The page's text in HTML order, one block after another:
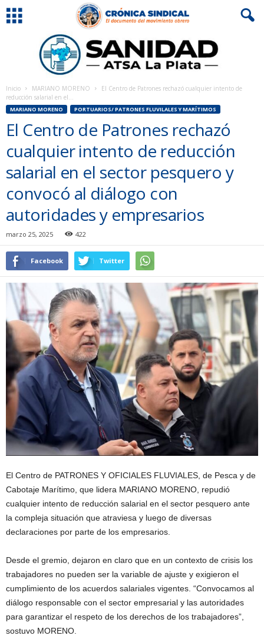
Inicio MARIANO MORENO
El Centro de Patrones rechazó cualquier intento de
reducción salarial en el...
MARIANO MORENO PORTUARIOS/ PATRONES FLUVILALES Y MARÍTIMOS
El Centro de Patrones rechazó
cualquier intento de reducción
salarial en el sector pesquero y
convocó al diálogo con
autoridades y empresarios
marzo 25, 2025 422
Facebook Twitter
El Centro de PATRONES Y OFICIALES FLUVIALES, de Pesca y de
Cabotaje Marítimo, que lidera MARIANO MORENO, repudió
cualquier intento de reducción salarial en el sector pesquero ante
la compleja situación que atraviesa y luego de diversas
declaraciones por parte de los empresarios.
Desde el gremio, dejaron en claro que en un contexto de crisis los
trabajadores no pueden ser la variable de ajuste y exigieron el
cumplimiento de los acuerdos salariales vigentes. “Convocamos al
diálogo responsable con el sector empresarial y las autoridades
para garantizar el respeto de los derechos de los trabajadores”,
sostuvo MORENO.